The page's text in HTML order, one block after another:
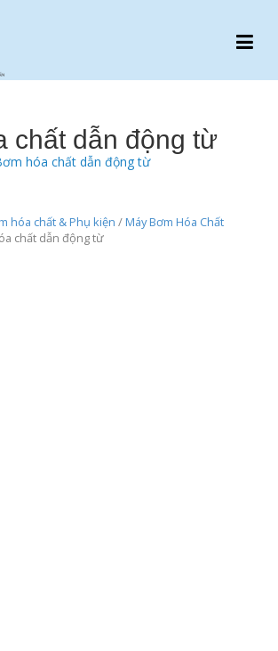
chất dẫn động từ
hóa chất dẫn động từ
hóa chất & Phụ kiện /Máy Bơm Hóa Chất
chất dẫn động từ